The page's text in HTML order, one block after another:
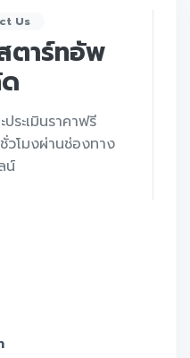
Us
ตาร์ทอัพ
ระเมินราคาฟรี
วโมงผ่านช่องทาง
น์